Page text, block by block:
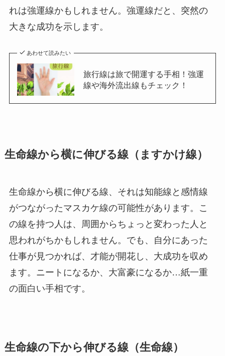
れは強運線かもしれません。強運線だと、突然の
大きな成功を示します。
あわせて読みたい
旅行線は旅で開運する手相！強運
線や海外流出線もチェック！
生命線から横に伸びる線（ますかけ線）
生命線から横に伸びる線、それは知能線と感情線
がつながったマスカケ線の可能性があります。こ
の線を持つ人は、周囲からちょっと変わった人と
思われがちかもしれません。でも、自分にあった
仕事が見つかれば、才能が開花し、大成功を収め
ます。ニートになるか、大富豪になるか…紙一重
の面白い手相です。
生命線の下から伸びる線（生命線）